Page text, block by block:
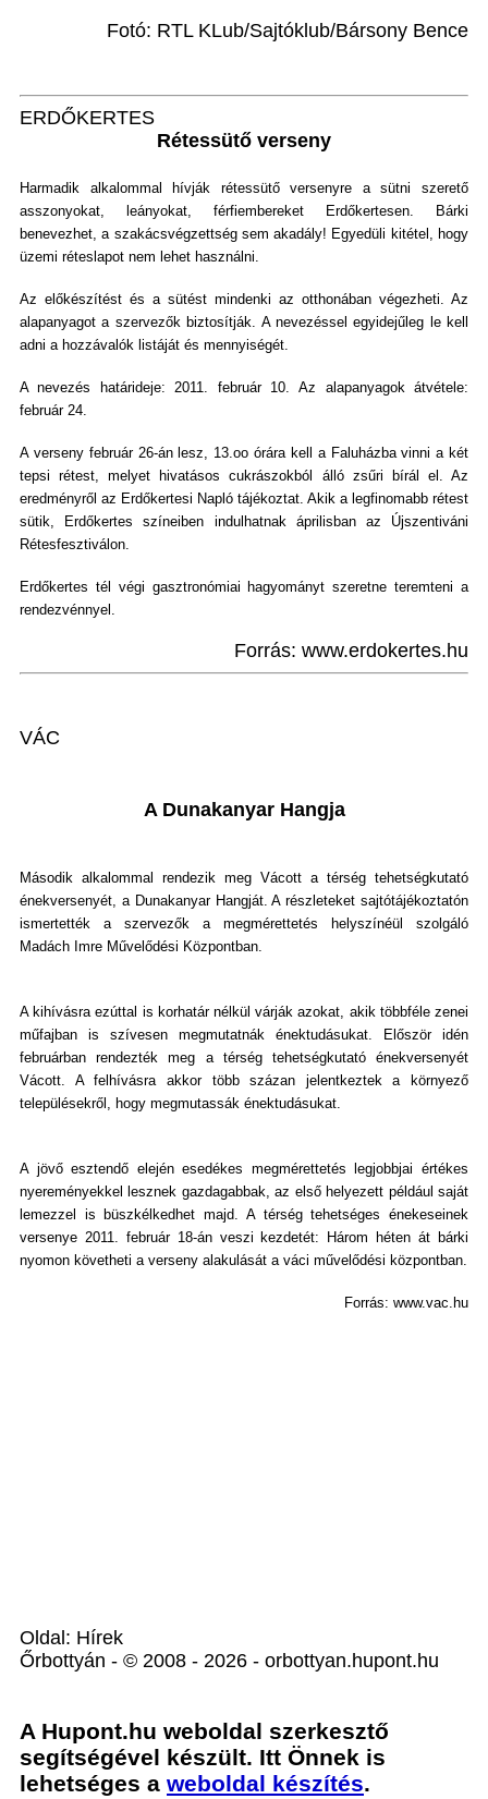
Fotó: RTL KLub/Sajtóklub/Bársony Bence
ERDŐKERTES
Rétessütő verseny
Harmadik alkalommal hívják rétessütő versenyre a sütni szerető
asszonyokat, leányokat, férfiembereket Erdőkertesen. Bárki
benevezhet, a szakácsvégzettség sem akadály! Egyedüli kitétel, hogy
üzemi réteslapot nem lehet használni.
Az előkészítést és a sütést mindenki az otthonában végezheti. Az
alapanyagot a szervezők biztosítják. A nevezéssel egyidejűleg le kell
adni a hozzávalók listáját és mennyiségét.
A nevezés határideje: 2011. február 10. Az alapanyagok átvétele:
február 24.
A verseny február 26-án lesz, 13.oo órára kell a Faluházba vinni a két
tepsi rétest, melyet hivatásos cukrászokból álló zsűri bírál el. Az
eredményről az Erdőkertesi Napló tájékoztat. Akik a legfinomabb rétest
sütik, Erdőkertes színeiben indulhatnak áprilisban az Újszentiváni
Rétesfesztiválon.
Erdőkertes tél végi gasztronómiai hagyományt szeretne teremteni a
rendezvénnyel.
Forrás: www.erdokertes.hu
VÁC
A Dunakanyar Hangja
Második alkalommal rendezik meg Vácott a térség tehetségkutató
énekversenyét, a Dunakanyar Hangját. A részleteket sajtótájékoztatón
ismertették a szervezők a megmérettetés helyszínéül szolgáló
Madách Imre Művelődési Központban.
A kihívásra ezúttal is korhatár nélkül várják azokat, akik többféle zenei
műfajban is szívesen megmutatnák énektudásukat. Először idén
februárban rendezték meg a térség tehetségkutató énekversenyét
Vácott. A felhívásra akkor több százan jelentkeztek a környező
településekről, hogy megmutassák énektudásukat.
A jövő esztendő elején esedékes megmérettetés legjobbjai értékes
nyereményekkel lesznek gazdagabbak, az első helyezett például saját
lemezzel is büszkélkedhet majd. A térség tehetséges énekeseinek
versenye 2011. február 18-án veszi kezdetét: Három héten át bárki
nyomon követheti a verseny alakulását a váci művelődési központban.
Forrás: www.vac.hu
Oldal: Hírek
Őrbottyán - © 2008 - 2026 - orbottyan.hupont.hu
A Hupont.hu weboldal szerkesztő
segítségével készült. Itt Önnek is
lehetséges a weboldal készítés.